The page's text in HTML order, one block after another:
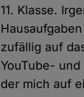
11. Klasse.
zufällig auf
YouTube-
der mich auf